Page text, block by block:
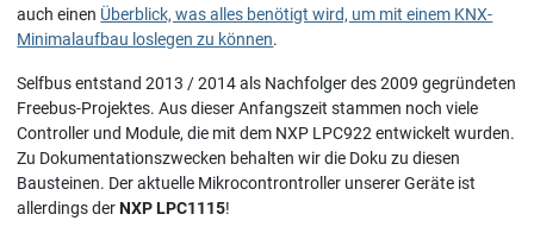
auch einen Überblick, was alles benötigt wird, um mit einem KNX-
Minimalaufbau loslegen zu können.
Selfbus entstand 2013 / 2014 als Nachfolger des 2009 gegründeten
Freebus-Projektes. Aus dieser Anfangszeit stammen noch viele
Controller und Module, die mit dem NXP LPC922 entwickelt wurden.
Zu Dokumentationszwecken behalten wir die Doku zu diesen
Bausteinen. Der aktuelle Mikrocontrontroller unserer Geräte ist
allerdings derNXP LPC1115!